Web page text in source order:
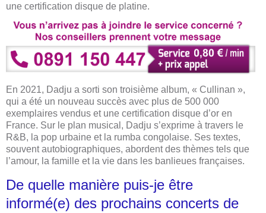
une certification disque de platine.
En 2021, Dadju a sorti son troisième album, « Cullinan »,
qui a été un nouveau succès avec plus de 500 000
exemplaires vendus et une certification disque d’or en
France. Sur le plan musical, Dadju s’exprime à travers le
R&B, la pop urbaine et la rumba congolaise. Ses textes,
souvent autobiographiques, abordent des thèmes tels que
l’amour, la famille et la vie dans les banlieues françaises.
De quelle manière puis-je être
informé(e) des prochains concerts de